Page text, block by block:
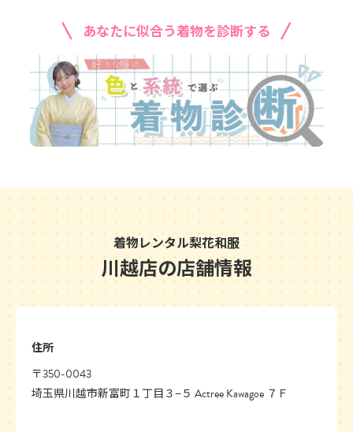
あなたに似合う着物を診断する
着物レンタル梨花和服
川越店の店舗情報
住所
〒350-0043
埼玉県川越市新富町１丁目３−５ Actree Kawagoe ７Ｆ